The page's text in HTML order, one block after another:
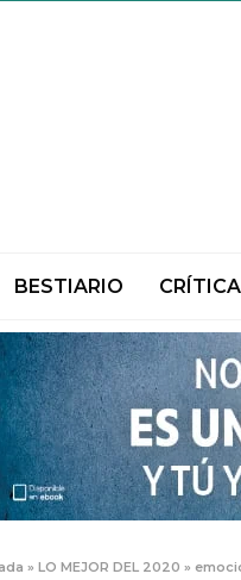
BESTIARIO
»LO MEJOR DEL 2020 »